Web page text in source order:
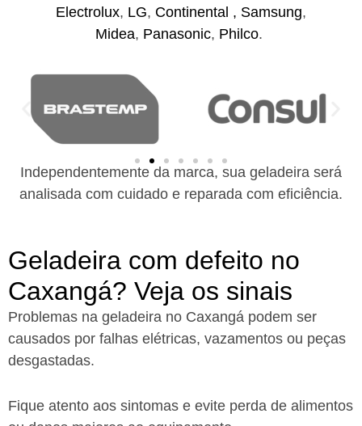
Electrolux, LG, Continental , Samsung,
Midea, Panasonic, Philco.
Independentemente da marca, sua geladeira será
analisada com cuidado e reparada com eficiência.
Geladeira com defeito no
Caxangá? Veja os sinais
Problemas na geladeira no Caxangá podem ser
causados por falhas elétricas, vazamentos ou peças
desgastadas.
Fique atento aos sintomas e evite perda de alimentos